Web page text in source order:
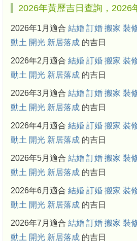
2026年黃歷吉日查詢，2026
2026年1月適合 結婚 訂婚 搬家 裝
動土 開光 新居落成 的吉日
2026年2月適合 結婚 訂婚 搬家 裝
動土 開光 新居落成 的吉日
2026年3月適合 結婚 訂婚 搬家 裝
動土 開光 新居落成 的吉日
2026年4月適合 結婚 訂婚 搬家 裝
動土 開光 新居落成 的吉日
2026年5月適合 結婚 訂婚 搬家 裝
動土 開光 新居落成 的吉日
2026年6月適合 結婚 訂婚 搬家 裝
動土 開光 新居落成 的吉日
2026年7月適合 結婚 訂婚 搬家 裝
動土 開光 新居落成 的吉日